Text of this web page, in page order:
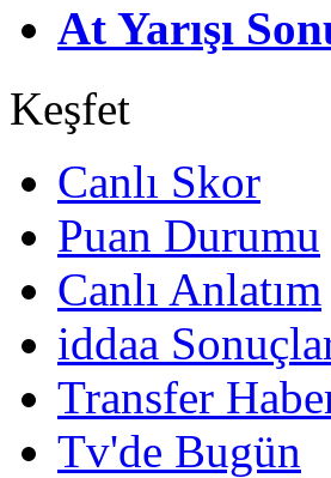
At Yarışı
Keşfet
Canlı Skor
Puan Durumu
Canlı Anlatım
iddaa
Transfer
Tv'de Bugün